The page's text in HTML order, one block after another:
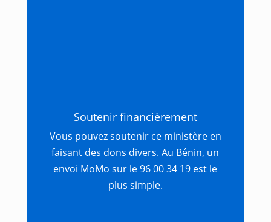
Soutenir financièrement
Vous pouvez soutenir ce ministère en
faisant des dons divers. Au Bénin, un
envoi MoMo sur le 96 00 34 19 est le
plus simple.